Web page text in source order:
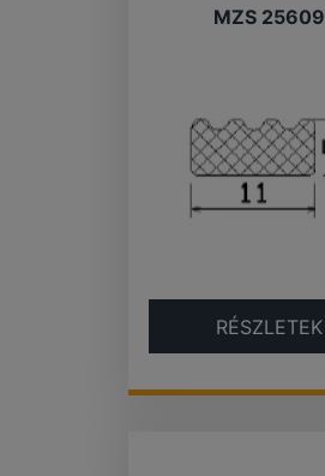
MZS 25609
RÉSZLETEK